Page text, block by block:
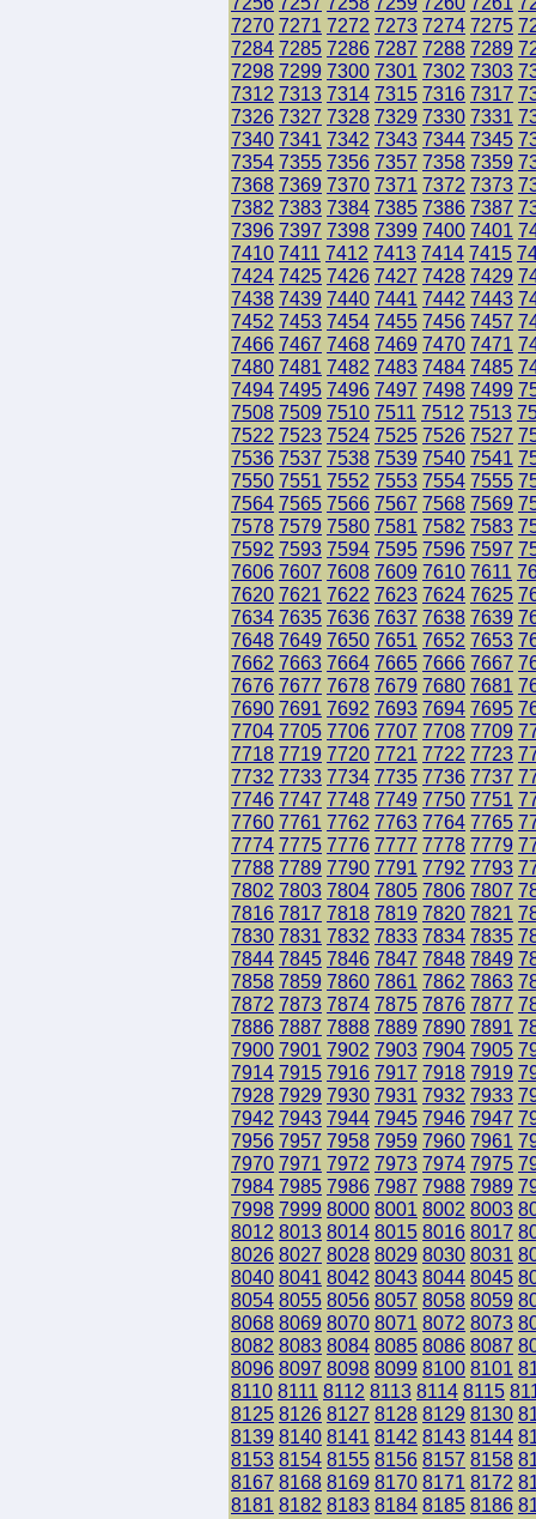
7270 7271 7272 7273 7274 7275
7284 7285 7286 7287 7288 7289
7298 7299 7300 7301 7302 7303
7312 7313 7314 7315 7316 7317
7326 7327 7328 7329 7330 7331
7340 7341 7342 7343 7344 7345
7354 7355 7356 7357 7358 7359
7368 7369 7370 7371 7372 7373
7382 7383 7384 7385 7386 7387
7396 7397 7398 7399 7400 7401
7410 7411 7412 7413 7414 7415
7424 7425 7426 7427 7428 7429
7438 7439 7440 7441 7442 7443
7452 7453 7454 7455 7456 7457
7466 7467 7468 7469 7470 7471
7480 7481 7482 7483 7484 7485
7494 7495 7496 7497 7498 7499
7508 7509 7510 7511 7512 7513
7522 7523 7524 7525 7526 7527
7536 7537 7538 7539 7540 7541
7550 7551 7552 7553 7554 7555
7564 7565 7566 7567 7568 7569
7578 7579 7580 7581 7582 7583
7592 7593 7594 7595 7596 7597
7606 7607 7608 7609 7610 7611
7620 7621 7622 7623 7624 7625
7634 7635 7636 7637 7638 7639
7648 7649 7650 7651 7652 7653
7662 7663 7664 7665 7666 7667
7676 7677 7678 7679 7680 7681
7690 7691 7692 7693 7694 7695
7704 7705 7706 7707 7708 7709
7718 7719 7720 7721 7722 7723
7732 7733 7734 7735 7736 7737
7746 7747 7748 7749 7750 7751
7760 7761 7762 7763 7764 7765
7774 7775 7776 7777 7778 7779
7788 7789 7790 7791 7792 7793
7802 7803 7804 7805 7806 7807
7816 7817 7818 7819 7820 7821
7830 7831 7832 7833 7834 7835
7844 7845 7846 7847 7848 7849
7858 7859 7860 7861 7862 7863
7872 7873 7874 7875 7876 7877
7886 7887 7888 7889 7890 7891
7900 7901 7902 7903 7904 7905
7914 7915 7916 7917 7918 7919
7928 7929 7930 7931 7932 7933
7942 7943 7944 7945 7946 7947
7956 7957 7958 7959 7960 7961
7970 7971 7972 7973 7974 7975
7984 7985 7986 7987 7988 7989
7998 7999 8000 8001 8002 8003
8012 8013 8014 8015 8016 8017
8026 8027 8028 8029 8030 8031
8040 8041 8042 8043 8044 8045
8054 8055 8056 8057 8058 8059
8068 8069 8070 8071 8072 8073
8082 8083 8084 8085 8086 8087
8096 8097 8098 8099 8100 8101
8110 8111 8112 8113 8114 8115
8125 8126 8127 8128 8129 8130
8139 8140 8141 8142 8143 8144
8153 8154 8155 8156 8157 8158
8167 8168 8169 8170 8171 8172
8181 8182 8183 8184 8185 8186